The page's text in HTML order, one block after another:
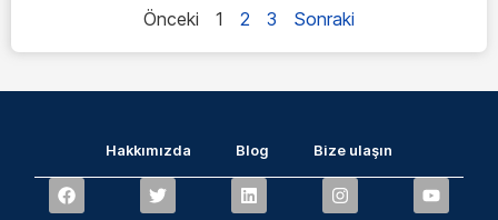
Önceki 1 2 3 Sonraki
Hakkımızda Blog Bize ulaşın